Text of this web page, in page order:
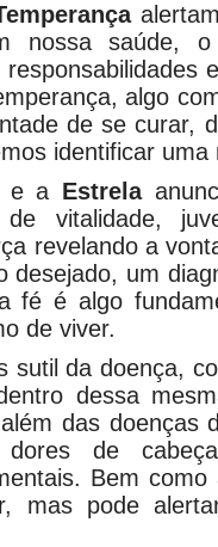
nossa saúde,
algo
de se curar,
identificar uma
e a Estrela
vitalidade,
revelando a
desejado, um
fé é algo
de viver.
da doença,
dessa
das doenças
dores de
Bem
mas pode